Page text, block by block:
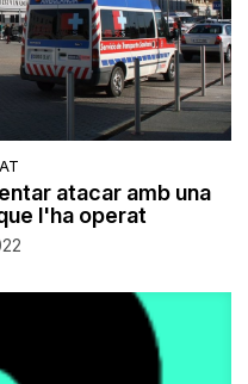
atacar amb una
l'ha operat